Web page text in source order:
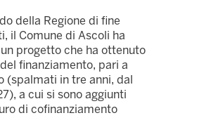
della Regione di fine
il Comune di Ascoli ha
progetto che ha ottenuto
finanziamento, pari a
(spalmati in tre anni, dal
a cui si sono aggiunti
di cofinanziamento